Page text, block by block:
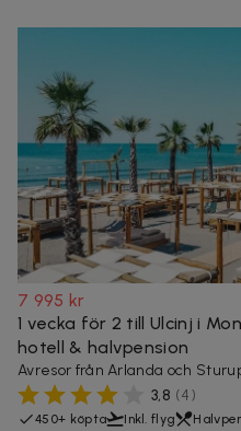
7 995 kr
1 vecka för 2 till Ulcinj i
hotell & halvpension
Avresor från Arlanda och
3,8 (4)
450+ köpta Inkl. flyg